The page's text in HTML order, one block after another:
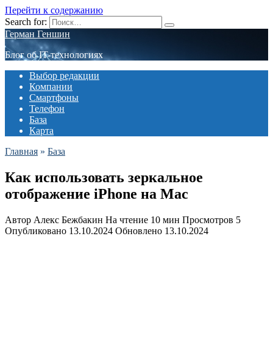
Перейти к содержанию
Search for:
Герман Геншин
Блог об IT-технологиях
Выбор редакции
Компании
Смартфоны
Телефон
База
Карта
Главная » База
Как использовать зеркальное
отображение iPhone на Mac
Автор Алекс Бежбакин На чтение 10 мин Просмотров 5
Опубликовано 13.10.2024 Обновлено 13.10.2024